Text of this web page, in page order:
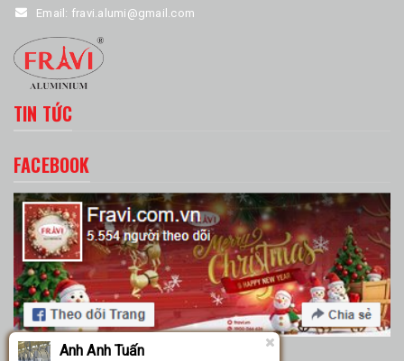
Email: fravi.alumi@gmail.com
TIN TỨC
FACEBOOK
Anh Anh Tuấn